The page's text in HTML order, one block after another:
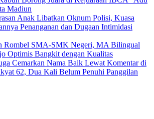
Madiun
Anak Libatkan Oknum Polisi, Kuasa
Penanganan dan Dugaan Intimidasi
Rombel SMA-SMK Negeri, MA Bilingual
Optimis Bangkit dengan Kualitas
Cemarkan Nama Baik Lewat Komentar di
62, Dua Kali Belum Penuhi Panggilan